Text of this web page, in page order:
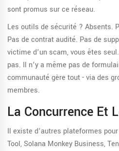
sont promus sur ce réseau.
Les outils de sécurité ? Absents.
Pas de contrat audité. Pas de
victime d’un scam, vous êtes
pas. Il n’y a même pas de
communauté gère tout - via des
membres.
La Concurrence Et
Il existe d’autres plateformes
Tool, Solana Monkey Business,